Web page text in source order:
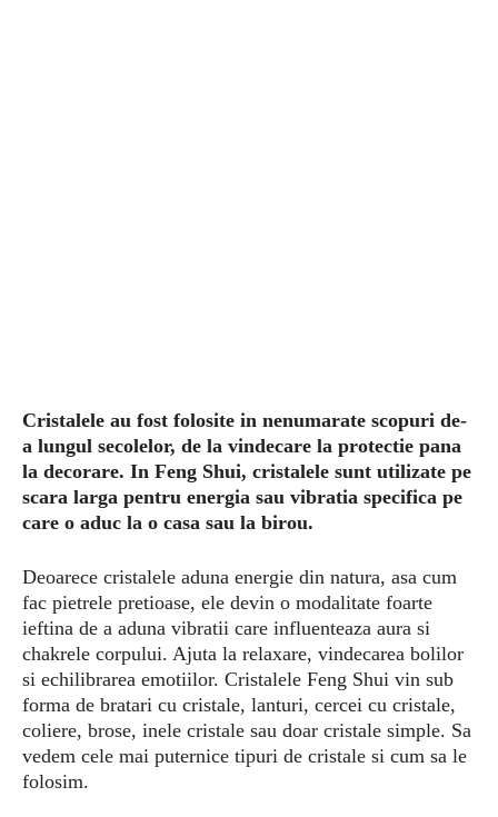
Cristalele au fost folosite in nenumarate scopuri de-
a lungul secolelor, de la vindecare la protectie pana
la decorare. In Feng Shui, cristalele sunt utilizate pe
scara larga pentru energia sau vibratia specifica pe
care o aduc la o casa sau la birou.
Deoarece cristalele aduna energie din natura, asa cum
fac pietrele pretioase, ele devin o modalitate foarte
ieftina de a aduna vibratii care influenteaza aura si
chakrele corpului. Ajuta la relaxare, vindecarea bolilor
si echilibrarea emotiilor. Cristalele Feng Shui vin sub
forma de bratari cu cristale, lanturi, cercei cu cristale,
coliere, brose, inele cristale sau doar cristale simple. Sa
vedem cele mai puternice tipuri de cristale si cum sa le
folosim.